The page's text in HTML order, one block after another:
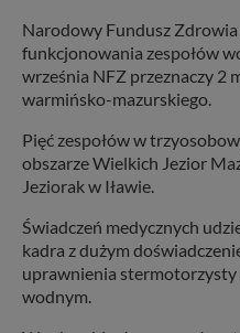
Narodowy Fundusz Zdrowia
funkcjonowania zespołów
września NFZ przeznaczy 2
warmińsko-mazurskiego.
Pięć zespołów w
obszarze Wielkich Jezior
Jeziorak w Iławie.
Świadczeń medycznych
kadra z dużym
uprawnienia
wodnym.